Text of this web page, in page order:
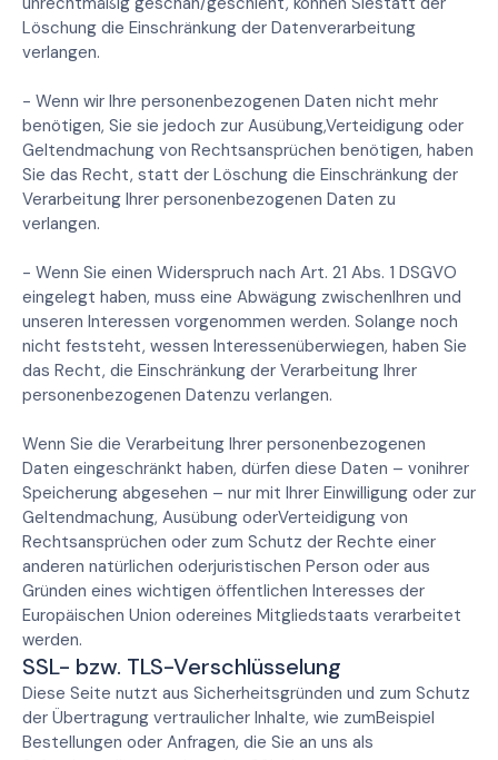
Löschung die Einschränkung der Datenverarbeitung
verlangen.
- Wenn wir Ihre personenbezogenen Daten nicht mehr
benötigen, Sie sie jedoch zur Ausübung,Verteidigung oder
Geltendmachung von Rechtsansprüchen benötigen, haben
Sie das Recht, statt der Löschung die Einschränkung der
Verarbeitung Ihrer personenbezogenen Daten zu
verlangen.
- Wenn Sie einen Widerspruch nach Art. 21 Abs. 1 DSGVO
eingelegt haben, muss eine Abwägung zwischenIhren und
unseren Interessen vorgenommen werden. Solange noch
nicht feststeht, wessen Interessenüberwiegen, haben Sie
das Recht, die Einschränkung der Verarbeitung Ihrer
personenbezogenen Datenzu verlangen.
Wenn Sie die Verarbeitung Ihrer personenbezogenen
Daten eingeschränkt haben, dürfen diese Daten – vonihrer
Speicherung abgesehen – nur mit Ihrer Einwilligung oder zur
Geltendmachung, Ausübung oderVerteidigung von
Rechtsansprüchen oder zum Schutz der Rechte einer
anderen natürlichen oderjuristischen Person oder aus
Gründen eines wichtigen öffentlichen Interesses der
Europäischen Union odereines Mitgliedstaats verarbeitet
werden.
SSL- bzw. TLS-Verschlüsselung
Diese Seite nutzt aus Sicherheitsgründen und zum Schutz
der Übertragung vertraulicher Inhalte, wie zumBeispiel
Bestellungen oder Anfragen, die Sie an uns als